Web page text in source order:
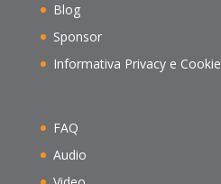
Blog
Sponsor
Informativa Privacy e Cookie
FAQ
Audio